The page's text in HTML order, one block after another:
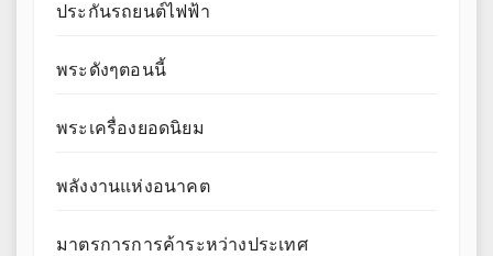
ประกันรถยนต์ไฟฟ้า
พระดังๆตอนนี้
พระเครื่องยอดนิยม
พลังงานแห่งอนาคต
มาตรการการค้าระหว่างประเทศ